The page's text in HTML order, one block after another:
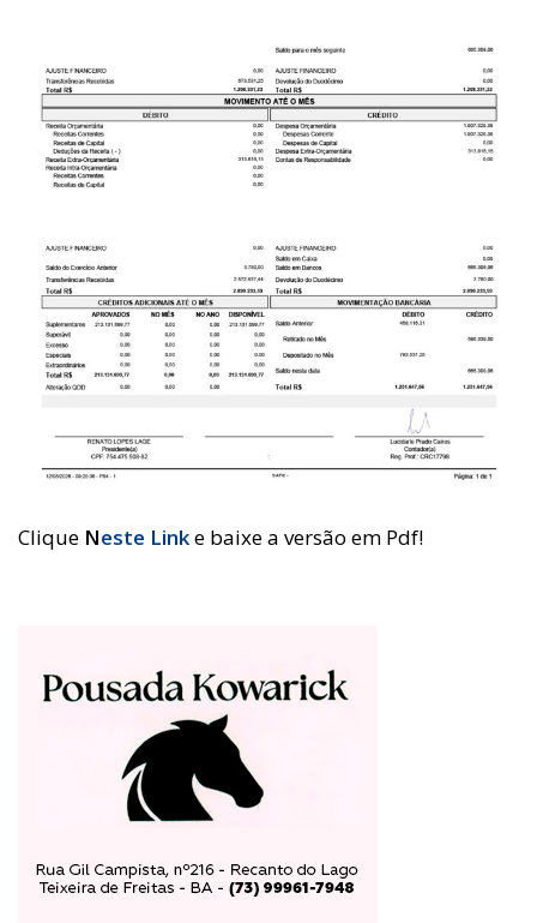
Clique Neste Linke baixe a versão em Pdf!